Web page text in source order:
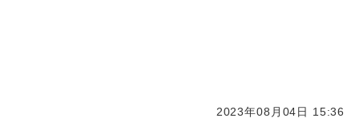
2023年08月04日 15:36